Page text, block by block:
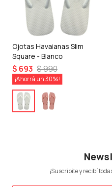
Ojotas Havaianas Slim
Square - Blanco
$ 693 $990
30
¡Suscribite y recibí